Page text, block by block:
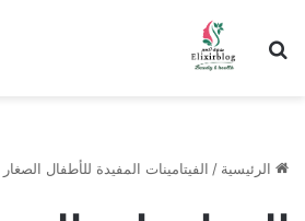
ابحث عن
الرئيسية / الفيتامينات المفيدة للأطفال الصغار